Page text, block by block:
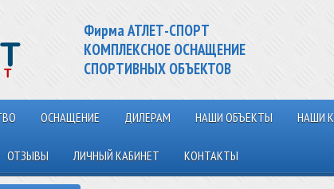
Фирма АТЛЕТ-СПОРТ
КОМПЛЕКСНОЕ ОСНАЩЕНИЕ
СПОРТИВНЫХ ОБЪЕКТОВ
ОСНАЩЕНИЕ ДИЛЕРАМ НАШИ ОБЪЕКТЫ НАШИ
ОТЗЫВЫ ЛИЧНЫЙ КАБИНЕТ КОНТАКТЫ